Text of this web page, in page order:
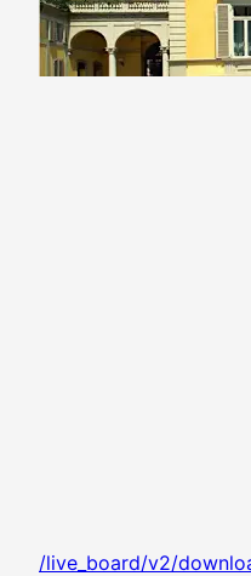
/live_board/v2/